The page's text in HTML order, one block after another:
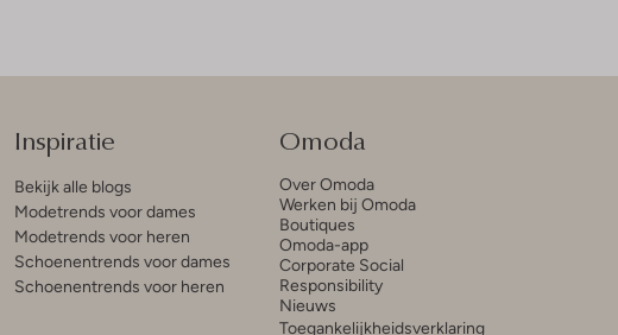
Inspiratie
Bekijk alle blogs
Modetrends voor dames
Modetrends voor heren
Schoenentrends voor dames
Schoenentrends voor heren
Omoda
Over Omoda
Werken bij Omoda
Boutiques
Omoda-app
Corporate Social
Responsibility
Nieuws
Toegankelijkheidsverklaring